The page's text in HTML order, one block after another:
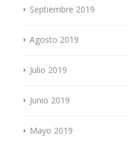
Septiembre 2019
Agosto 2019
Julio 2019
Junio 2019
Mayo 2019